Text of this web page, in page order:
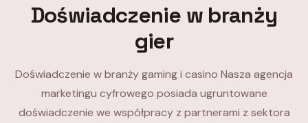
Doświadczenie w branży
gier
Doświadczenie w branży gaming i casino Nasza agencja
marketingu cyfrowego posiada ugruntowane
doświadczenie we współpracy z partnerami z sektora